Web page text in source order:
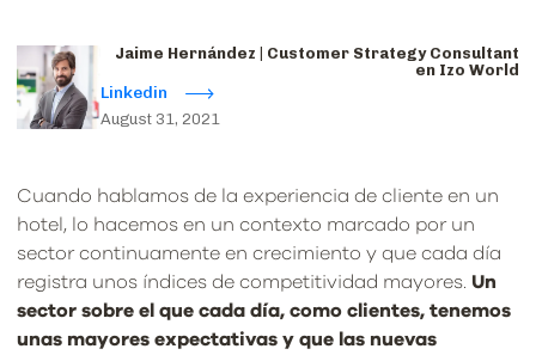
Jaime Hernández | Customer Strategy Consultant
en Izo World
Linkedin
August 31, 2021
Cuando hablamos de la experiencia de cliente en un
hotel, lo hacemos en un contexto marcado por un
sector continuamente en crecimiento y que cada día
registra unos índices de competitividad mayores. Un
sector sobre el que cada día, como clientes, tenemos
unas mayores expectativas y que las nuevas